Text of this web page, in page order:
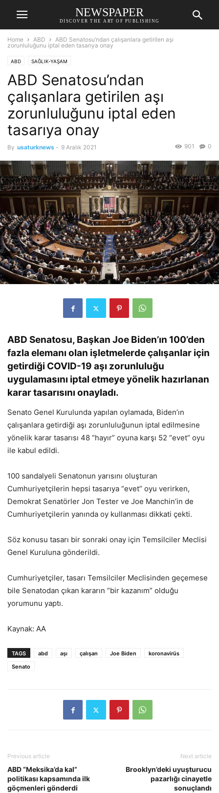
NEWSPAPER
DISCOVER THE ART OF PUBLISHING
Home ABD
ABD Senatosu’ndan çalışanlara getirilen aşı
zorunluluğunu iptal eden tasarıya onay
ABD SAĞLIK-YAŞAM
ABD Senatosu’ndan
çalışanlara getirilen aşı
zorunluluğunu iptal eden
tasarıya onay
By usaturknews - 9 Aralık 2021 0
901
ABD Senatosu, Başkan Joe Biden’ın 100’den
fazla elemanı olan işletmelerde çalışanlar için
getirdiği COVID-19 aşı zorunluluğu
uygulamasını iptal etmeye yönelik hazırlanan
karar tasarısını onayladı.
Senato Genel Kurulunda yapılan oylamada, Biden’ın
çalışanlara getirdiği aşı zorunluluğunun iptal edilmesine
yönelik karar tasarısı 48 “hayır” oyuna karşı 52 “evet” oyu
ile kabul edildi.
100 sandalyeli Senatonun yarısını oluşturan
Cumhuriyetçilerin hepsi tasarıya “evet” oyu verirken,
Demokrat Senatörler Jon Tester ve Joe Manchin’in de
Cumhuriyetçilerin yanında oy kullanması dikkati çekti.
Söz konusu tasarı bir sonraki onay için Temsilciler Meclisi
Genel Kuruluna gönderildi.
Cumhuriyetçiler, tasarı Temsilciler Meclisinden geçemese
bile Senatodan çıkan kararın “bir kazanım” olduğu
yorumunu yaptı.
Kaynak: AA
TAGS abd aşı çalışan Joe Biden
koronavirüs
Senato
Previous article
ABD “Meksika’da kal”
politikası kapsamında ilk
göçmenleri gönderdi
Next article
Brooklyn’deki uyuşturucu
pazarlığı cinayetle
sonuçlandı